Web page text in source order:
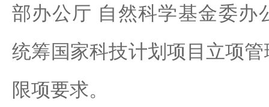
部办公厅 自然科学基金委办
统筹国家科技计划项目立项
限项要求。